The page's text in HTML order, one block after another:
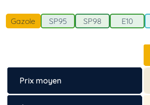
Gazole SP95 SP98 E10
Prix moyen